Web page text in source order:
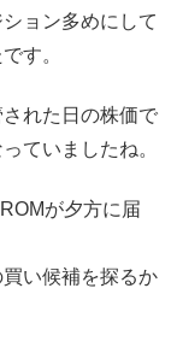
ョン多めにして
す。
れた日の株価で
ていましたね。
が夕方に届
い候補を探るか